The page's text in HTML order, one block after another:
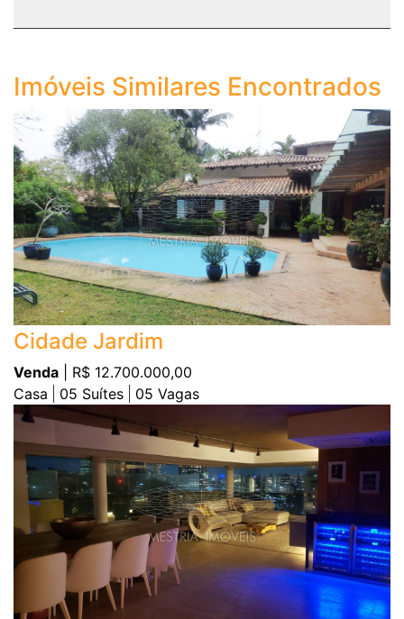
Imóveis Similares Encontrados
Cidade Jardim
Venda | R$ 12.700.000,00
Casa
05 Suítes 05 Vagas